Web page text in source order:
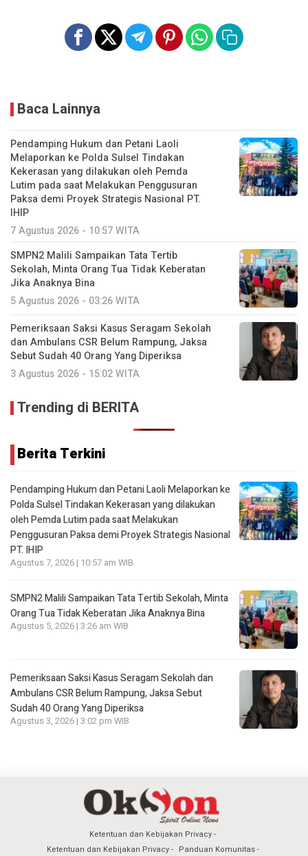
Baca Lainnya
Pendamping Hukum dan Petani Laoli
Melaporkan ke Polda Sulsel Tindakan
Kekerasan yang dilakukan oleh Pemda
Lutim pada saat Melakukan Penggusuran
Paksa demi Proyek Strategis Nasional PT.
IHIP
7 Agustus 2026 - 10:57 WITA
SMPN2 Malili Sampaikan Tata Tertib
Sekolah, Minta Orang Tua Tidak Keberatan
Jika Anaknya Bina
5 Agustus 2026 - 03:26 WITA
Pemeriksaan Saksi Kasus Seragam Sekolah
dan Ambulans CSR Belum Rampung, Jaksa
Sebut Sudah 40 Orang Yang Diperiksa
3 Agustus 2026 - 15:02 WITA
Trending di BERITA
Berita Terkini
Pendamping Hukum dan Petani Laoli Melaporkan ke
Polda Sulsel Tindakan Kekerasan yang dilakukan
oleh Pemda Lutim pada saat Melakukan
Penggusuran Paksa demi Proyek Strategis Nasional
PT. IHIP
Agustus 7, 2026 | 10:57 am WIB
SMPN2 Malili Sampaikan Tata Tertib Sekolah, Minta
Orang Tua Tidak Keberatan Jika Anaknya Bina
Agustus 5, 2026 | 3:26 am WIB
Pemeriksaan Saksi Kasus Seragam Sekolah dan
Ambulans CSR Belum Rampung, Jaksa Sebut
Sudah 40 Orang Yang Diperiksa
Agustus 3, 2026 | 3:02 pm WIB
Ketentuan dan Kebijakan Privacy
Ketentuan dan Kebijakan Privacy
Panduan Komunitas